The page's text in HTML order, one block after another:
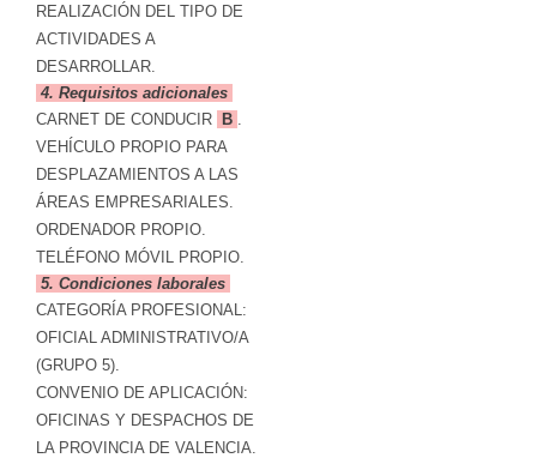
REALIZACIÓN DEL TIPO DE
ACTIVIDADES A
DESARROLLAR.
4. Requisitos adicionales
CARNET DE CONDUCIR
B
VEHÍCULO PROPIO PARA
DESPLAZAMIENTOS A LAS
ÁREAS EMPRESARIALES.
ORDENADOR PROPIO.
TELÉFONO MÓVIL PROPIO.
5. Condiciones laborales
CATEGORÍA PROFESIONAL:
OFICIAL ADMINISTRATIVO/A
(GRUPO 5).
CONVENIO DE APLICACIÓN:
OFICINAS Y DESPACHOS DE
LA PROVINCIA DE VALENCIA.